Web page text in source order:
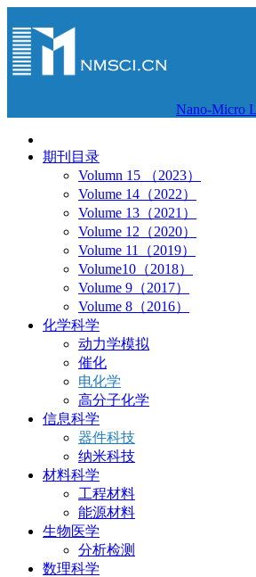
Nano-Micro
期刊目录
Volumn 15 （2023）
Volume 14（2022）
Volume 13（2021）
Volume 12（2020）
Volume 11（2019）
Volume10（2018）
Volume 9（2017）
Volume 8（2016）
化学科学
动力学模拟
催化
电化学
高分子化学
信息科学
器件科技
纳米科技
材料科学
工程材料
能源材料
生物医学
分析检测
数理科学